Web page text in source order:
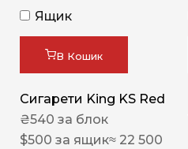
Ящик
В Кошик
Сигарети King KS Red
₴540 за блок
$500 за ящик≈ 22 500